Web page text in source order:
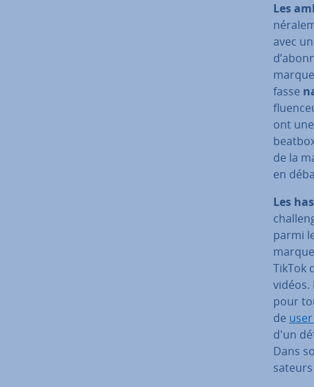
Les
avec
fasse
ont
de la
en
Les
parmi
TikTok
vidéos.
pour
de
d'un
Dans